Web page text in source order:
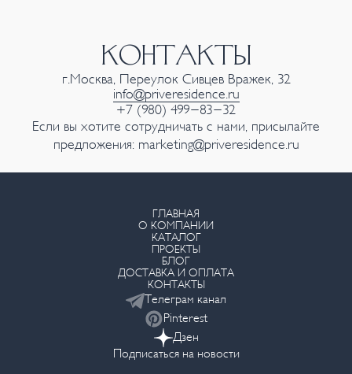
КОНТАКТЫ
г.Москва, Переулок Сивцев Вражек, 32
info@priveresidence.ru
+7 (980) 499-83-32
Если вы хотите сотрудничать с нами, присылайте
предложения: marketing@priveresidence.ru
ГЛАВНАЯ
О КОМПАНИИ
КАТАЛОГ
ПРОЕКТЫ
БЛОГ
ДОСТАВКА И ОПЛАТА
КОНТАКТЫ
Телеграм канал
Pinterest
Дзен
Подписаться на новости